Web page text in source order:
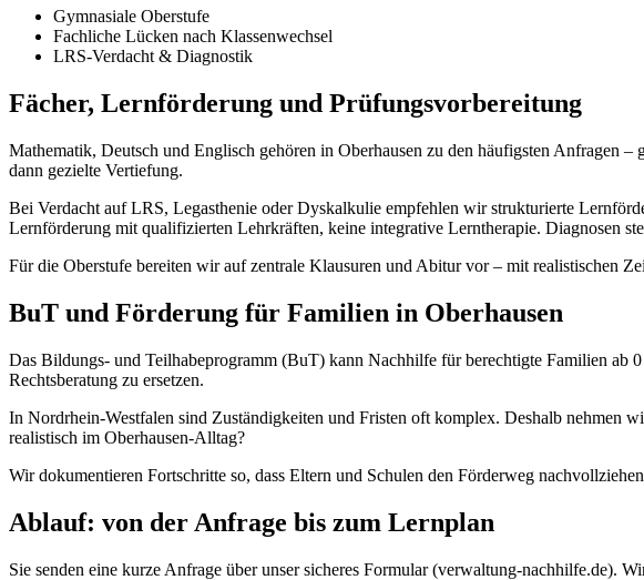
Gymnasiale Oberstufe
Fachliche Lücken nach Klassenwechsel
LRS-Verdacht & Diagnostik
Fächer, Lernförderung und Prüfungsvorbereitung
Mathematik, Deutsch und Englisch gehören in Oberhausen zu den häufigsten Anfragen
dann gezielte Vertiefung.
Bei Verdacht auf LRS, Legasthenie oder Dyskalkulie empfehlen wir strukturierte
Lernförderung mit qualifizierten Lehrkräften, keine integrative Lerntherapie. Diagnosen
Für die Oberstufe bereiten wir auf zentrale Klausuren und Abitur vor – mit realistischen
BuT und Förderung für Familien in Oberhausen
Das Bildungs- und Teilhabeprogramm (BuT) kann Nachhilfe für berechtigte Familien ab
Rechtsberatung zu ersetzen.
In Nordrhein-Westfalen sind Zuständigkeiten und Fristen oft komplex. Deshalb nehmen
realistisch im Oberhausen-Alltag?
Wir dokumentieren Fortschritte so, dass Eltern und Schulen den Förderweg
Ablauf: von der Anfrage bis zum Lernplan
Sie senden eine kurze Anfrage über unser sicheres Formular (verwaltung-nachhilfe.de).